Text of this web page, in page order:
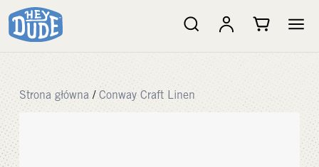
Strona główna / Conway Craft Linen